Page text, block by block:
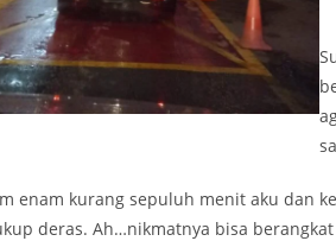
enam kurang sepuluh menit aku dan
deras. Ah…nikmatnya bisa